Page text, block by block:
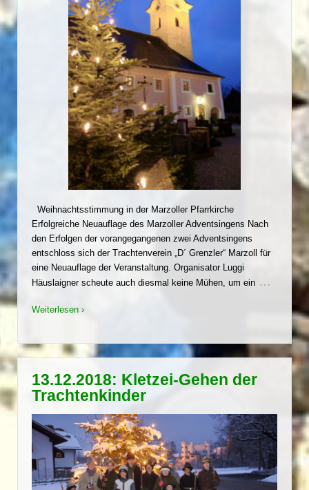
Weihnachtsstimmung in der Marzoller Pfarrkirche
Erfolgreiche Neuauflage des Marzoller Adventsingens Nach
den Erfolgen der vorangegangenen zwei Adventsingens
entschloss sich der Trachtenverein „D´ Grenzler“ Marzoll für
eine Neuauflage der Veranstaltung. Organisator Luggi
Häuslaigner scheute auch diesmal keine Mühen, um ein …
Weiterlesen ›
13.12.2018: Kletzei-Gehen der
Trachtenkinder